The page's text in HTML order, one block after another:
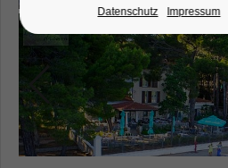
Datenschutz Impressum